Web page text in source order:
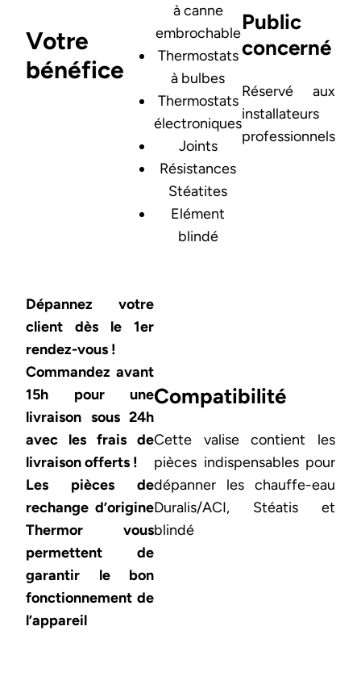
Texte et image de fond
Votre
bénéfice
à canne
embrochable
Thermostats
à bulbes
Thermostats
électroniques
Joints
Résistances
Stéatites
Elément
blindé
Public
concerné
Réservé aux
installateurs
professionnels
Dépannez votre
client dès le 1er
rendez-vous !
Commandez avant
15h pour une
livraison sous 24h
avec les frais de
livraison offerts !
Les pièces de
rechange d’origine
Thermor vous
permettent de
garantir le bon
fonctionnement de
l’appareil
Compatibilité
Cette valise contient les
pièces indispensables pour
dépanner les chauffe-eau
Duralis/ACI, Stéatis et
blindé